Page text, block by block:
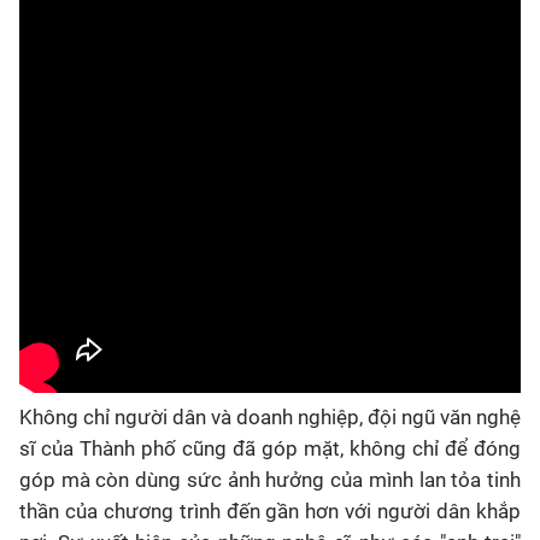
Không chỉ người dân và doanh nghiệp, đội ngũ văn nghệ
sĩ của Thành phố cũng đã góp mặt, không chỉ để đóng
góp mà còn dùng sức ảnh hưởng của mình lan tỏa tinh
thần của chương trình đến gần hơn với người dân khắp